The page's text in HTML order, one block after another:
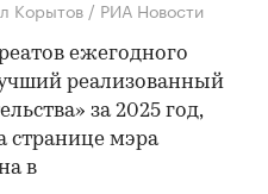
Корытов / РИА Новости
ежегодного
реализованный
за 2025 год,
странице мэра
в